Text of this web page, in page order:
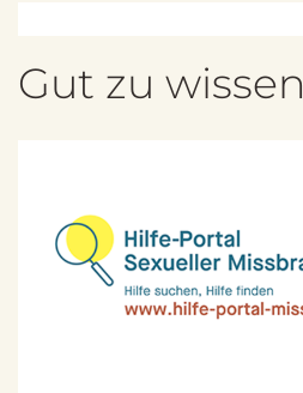
Gut zu wissen